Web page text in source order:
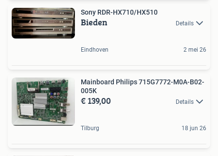
Sony RDR-HX710/HX510
Bieden Details
Eindhoven 2 mei 26
Mainboard Philips 715G7772-M0A-B02-
005K
€ 139,00 Details
Tilburg 18 jun 26